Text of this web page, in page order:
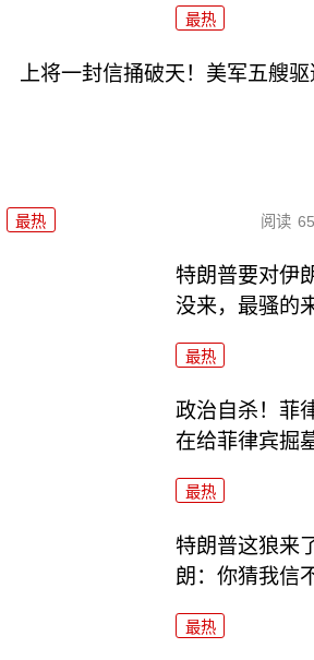
最热
上将一封信捅破天！美军五艘驱
最热 阅读
特朗普要对伊
没来，最骚的
最热
政治自杀！菲
在给菲律宾掘
最热
特朗普这狼来
朗：你猜我信
最热